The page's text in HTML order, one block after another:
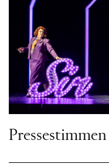
Pressestimmen